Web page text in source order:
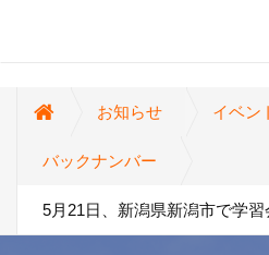
お知らせ イベン
バックナンバー
5月21日、新潟県新潟市で学習